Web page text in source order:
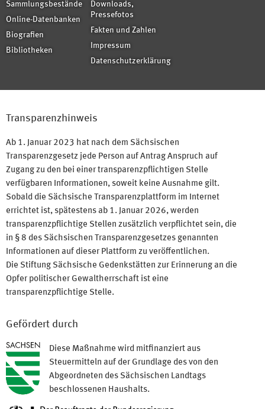
Sammlungsbestände
Online-Datenbanken
Biografien
Bibliotheken
Downloads,
Pressefotos
Fakten und Zahlen
Impressum
Datenschutzerklärung
Transparenzhinweis
Ab 1. Januar 2023 hat nach dem Sächsischen
Transparenzgesetz jede Person auf Antrag Anspruch auf
Zugang zu den bei einer transparenzpflichtigen Stelle
verfügbaren Informationen, soweit keine Ausnahme gilt.
Sobald die Sächsische Transparenzplattform im Internet
errichtet ist, spätestens ab 1. Januar 2026, werden
transparenzpflichtige Stellen zusätzlich verpflichtet sein, die
in § 8 des Sächsischen Transparenzgesetzes genannten
Informationen auf dieser Plattform zu veröffentlichen.
Die Stiftung Sächsische Gedenkstätten zur Erinnerung an die
Opfer politischer Gewaltherrschaft ist eine
transparenzpflichtige Stelle.
Gefördert durch
Diese Maßnahme wird mitfinanziert aus
Steuermitteln auf der Grundlage des von den
Abgeordneten des Sächsischen Landtags
beschlossenen Haushalts.